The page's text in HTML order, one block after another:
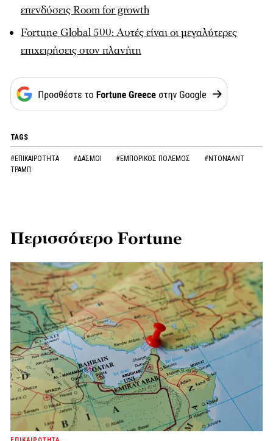
επενδύσεις Room for growth
Fortune Global 500: Αυτές είναι οι μεγαλύτερες
επιχειρήσεις στον πλανήτη
TAGS
#ΕΠΙΚΑΙΡΟΤΗΤΑ #ΔΑΣΜΟΙ #ΕΜΠΟΡΙΚΟΣ ΠΟΛΕΜΟΣ
#ΝΤΟΝΑΛΝΤ
ΤΡΑΜΠ
Περισσότερο Fortune